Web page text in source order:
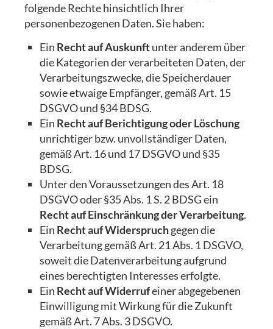
folgende Rechte hinsichtlich Ihrer
personenbezogenen Daten. Sie haben:
Ein Recht auf Auskunftunter anderem über
die Kategorien der verarbeiteten Daten, der
Verarbeitungszwecke, die Speicherdauer
sowie etwaige Empfänger, gemäß Art. 15
DSGVO und §34 BDSG.
Ein Recht auf Berichtigung oder Löschung
unrichtiger bzw. unvollständiger Daten,
gemäß Art. 16 und 17 DSGVO und §35
BDSG.
Unter den Voraussetzungen des Art. 18
DSGVO oder §35 Abs. 1 S. 2 BDSG ein
Recht auf Einschränkung der Verarbeitung.
Ein Recht auf Widerspruchgegen die
Verarbeitung gemäß Art. 21 Abs. 1 DSGVO,
soweit die Datenverarbeitung aufgrund
eines berechtigten Interesses erfolgte.
Ein Recht auf Widerrufeiner abgegebenen
Einwilligung mit Wirkung für die Zukunft
gemäß Art. 7 Abs. 3 DSGVO.